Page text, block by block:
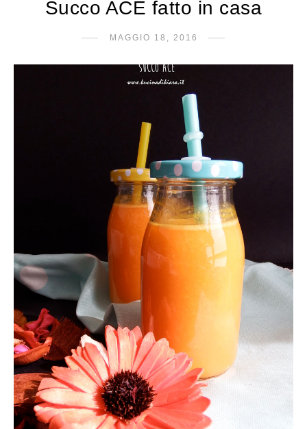
Succo ACE fatto in casa
MAGGIO 18, 2016